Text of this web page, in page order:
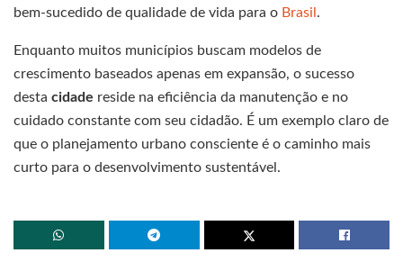
bem-sucedido de qualidade de vida para o Brasil .
Enquanto muitos municípios buscam modelos de
crescimento baseados apenas em expansão, o sucesso
desta cidade reside na eficiência da manutenção e no
cuidado constante com seu cidadão. É um exemplo claro de
que o planejamento urbano consciente é o caminho mais
curto para o desenvolvimento sustentável.